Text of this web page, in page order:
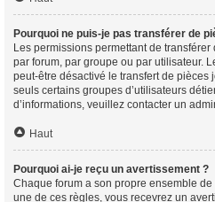
Pourquoi ne puis-je pas transférer de
Les permissions permettant de
par forum, par groupe ou par utilisateur.
peut-être désactivé le transfert de pièces
seuls certains groupes d’utilisateurs
d’informations, veuillez contacter un
Haut
Pourquoi ai-je reçu un avertissement ?
Chaque forum a son propre ensemble
une de ces règles, vous recevrez un